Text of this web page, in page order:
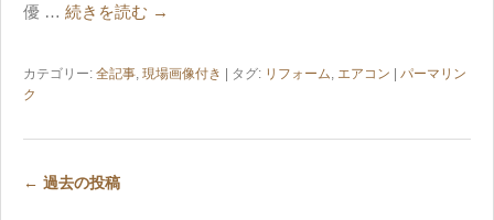
優 … 続きを読む →
カテゴリー: 全記事, 現場画像付き | タグ: リフォーム, エアコン
パーマリン
ク
← 過去の投稿